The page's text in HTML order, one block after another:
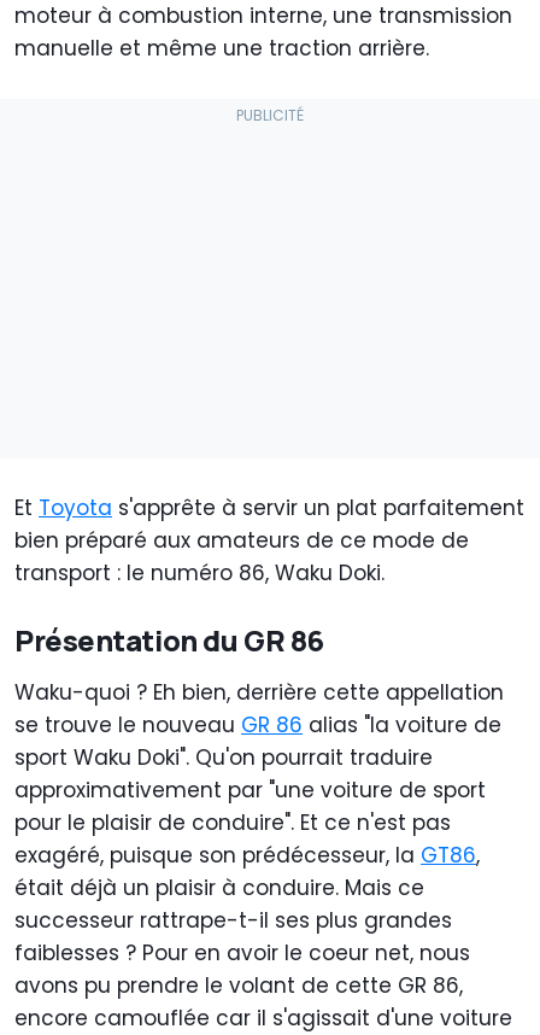
moteur à combustion interne, une transmission
manuelle et même une traction arrière.
Et Toyota s'apprête à servir un plat parfaitement
bien préparé aux amateurs de ce mode de
transport : le numéro 86, Waku Doki.
Présentation du GR 86
Waku-quoi ? Eh bien, derrière cette appellation
se trouve le nouveau GR 86 alias "la voiture de
sport Waku Doki". Qu'on pourrait traduire
approximativement par "une voiture de sport
pour le plaisir de conduire". Et ce n'est pas
exagéré, puisque son prédécesseur, la GT86,
était déjà un plaisir à conduire. Mais ce
successeur rattrape-t-il ses plus grandes
faiblesses ? Pour en avoir le coeur net, nous
avons pu prendre le volant de cette GR 86,
encore camouflée car il s'agissait d'une voiture